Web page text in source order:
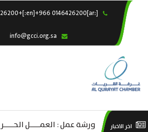
[:ar]966146426200+[:en]+966 0146426200[:] ×
خدماتنا
التقديم الالكترونى
اخر الاخبار ورشة عمل : العمـــــل الحـــــر